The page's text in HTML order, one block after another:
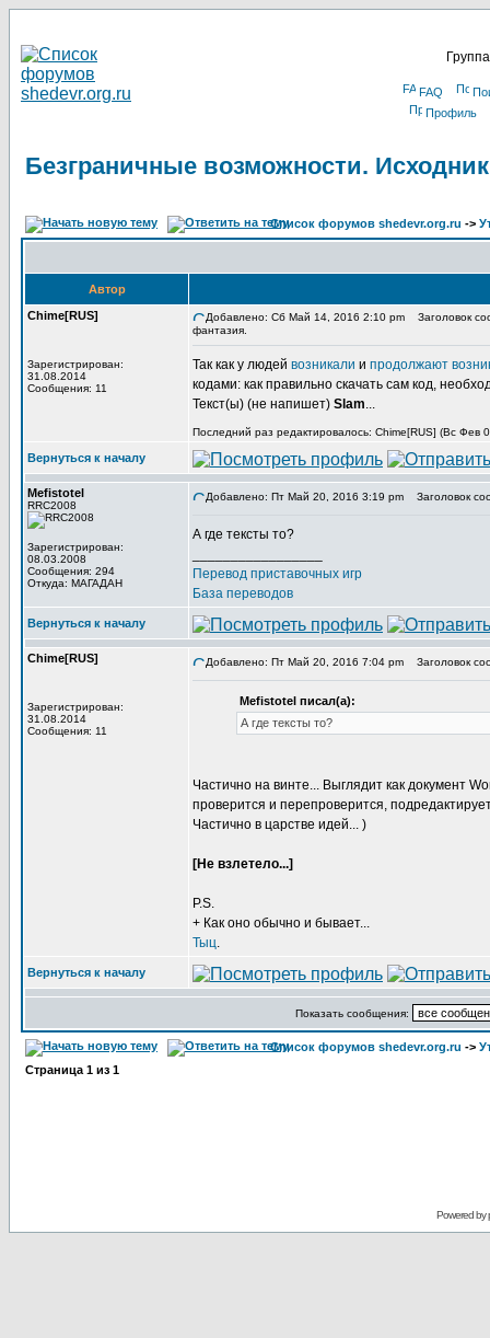
FAQ
Профиль
Безграничные возможности.
Список форумов shedevr.org.ru ->
Автор
Chime[RUS]
Зарегистрирован:
31.08.2014
Сообщения: 11
Добавлено: Сб Май 14, 2016 2:10 pm
Заголовок
фантазия.
Так как у людей возникали и продолжают
кодами: как правильно скачать сам код,
Текст(ы) (не напишет) Slam...
Последний раз редактировалось: Chime[RUS] (Вс Фев
Вернуться к началу
Mefistotel
RRC2008
Зарегистрирован:
08.03.2008
Сообщения: 294
Откуда: МАГАДАН
Добавлено: Пт Май 20, 2016 3:19 pm Заголовок
А где тексты то?
Перевод приставочных игр
База переводов
Вернуться к началу
Chime[RUS]
Зарегистрирован:
31.08.2014
Сообщения: 11
Добавлено: Пт Май 20, 2016 7:04 pm Заголовок
Mefistotel писал(а):
А где тексты то?
Частично на винте... Выглядит как документ
проверится и перепроверится,
Частично в царстве идей... )
[Не взлетело...]
P.S.
+ Как оно обычно и бывает...
Тыц.
Вернуться к началу
Показать сообщения:
Список форумов shedevr.org.ru ->
Страница 1 из 1
Powered by